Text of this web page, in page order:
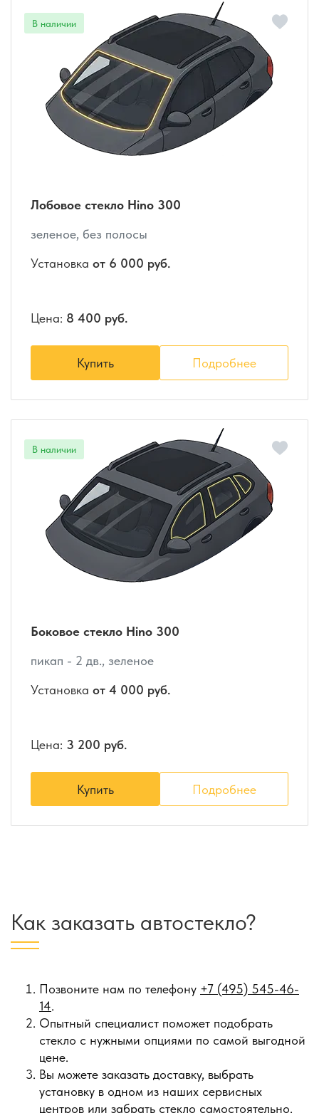
Лобовое стекло Hino 300
зеленое, без полосы
Установка от 6 000 руб.
Цена: 8 400 руб.
Купить Подробнее
Боковое стекло Hino 300
пикап - 2 дв., зеленое
Установка от 4 000 руб.
Цена: 3 200 руб.
Купить Подробнее
Как заказать автостекло?
Позвоните нам по телефону +7 (495) 545-46-
14.
Опытный специалист поможет подобрать
стекло с нужными опциями по самой выгодной
цене.
Вы можете заказать доставку, выбрать
установку в одном из наших сервисных
центров или забрать стекло самостоятельно.